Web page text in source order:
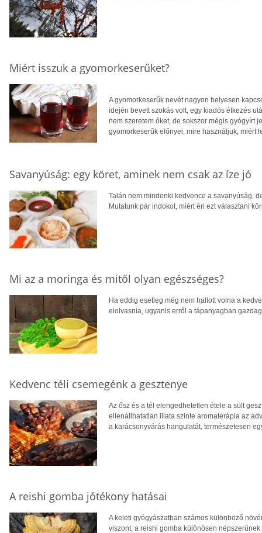
Miért isszuk a gyomorkeserűket?
A gyomorkeserűk nevét nagyon helyesen
idején bevett szokás volt, egy kiadós étkezés
nem szeretem őket, de sokszor mégis gyógyírt
gyomorkeserűk előnyei, mire használjuk, miért
Savanyúság: egy köret, aminek nem csak az íze jó
Talán nem mindenki kedvence a savanyúság,
Mutatunk pár indokot, miért éri ezt választani
Mi az a moringa és mitől olyan egészséges?
Ha eddig esetleg még nem hallott volna a
elolvasnia, ugyanis erről a tápanyagban
Kedvenc téli csemegénk a gesztenye
Az ősz és a tél elengedhetetlen étele a sült
ellenállhatatlan illata szinte aromaterápia az
a karácsonyvárás hangulatát, természetesen
A reishi gomba jótékony hatásai
A keleti gyógyászatban számos különböző
viszont, a reishi gomba különösen